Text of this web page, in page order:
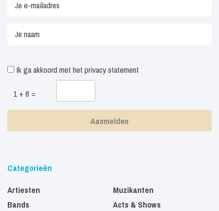
Ik ga akkoord met het privacy statement
1 + 8 =
Categorieën
Artiesten
Bands
Muzikanten
Acts & Shows